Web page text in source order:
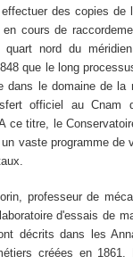
des copies de
cours de
nord du
que le long
dans le domaine de
officiel au Cnam
ce titre, le
vaste programme de
professeur de
d'essais de
décrits dans les
créées en 1861.